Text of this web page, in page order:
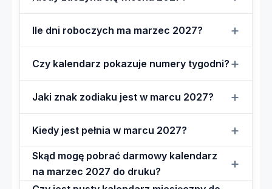
Ile dni roboczych ma marzec 2027?
Czy kalendarz pokazuje numery tygodni?
Jaki znak zodiaku jest w marcu 2027?
Kiedy jest pełnia w marcu 2027?
Skąd mogę pobrać darmowy kalendarz
na marzec 2027 do druku?